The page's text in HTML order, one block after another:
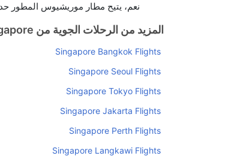
نعم، يتيح مطار موريشيوس المطور
المزيد من الرحلات الجوية من Singapore
Singapore Bangkok Flights
Singapore Seoul Flights
Singapore Tokyo Flights
Singapore Jakarta Flights
Singapore Perth Flights
Singapore Langkawi Flights